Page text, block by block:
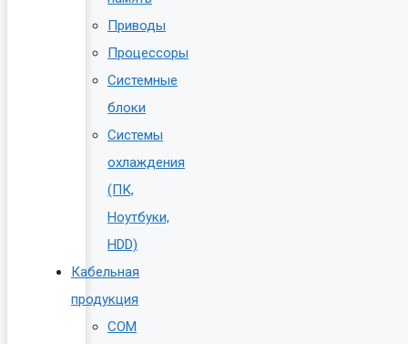
Приводы
Процессоры
Системные
блоки
Системы
охлаждения
(ПК,
Ноутбуки,
HDD)
Кабельная
продукция
COM